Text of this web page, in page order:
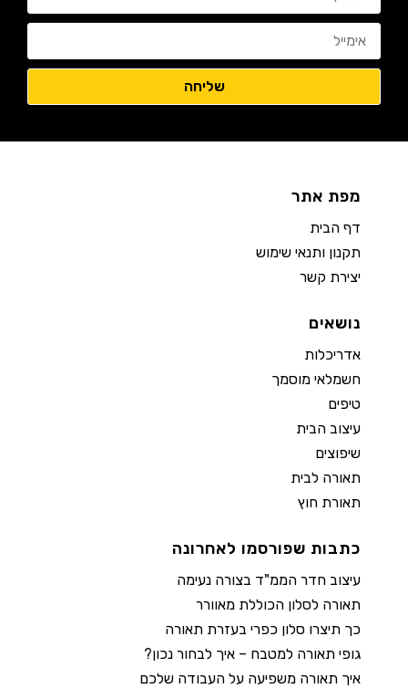
מפת אתר
דף הבית
תקנון ותנאי שימוש
יצירת קשר
נושאים
אדריכלות
חשמלאי מוסמך
טיפים
עיצוב הבית
שיפוצים
תאורה לבית
תאורת חוץ
כתבות שפורסמו לאחרונה
עיצוב חדר הממ"ד בצורה נעימה
תאורה לסלון הכוללת מאוורר
כך תיצרו סלון כפרי בעזרת תאורה
גופי תאורה למטבח – איך לבחור נכון?
איך תאורה משפיעה על העבודה שלכם